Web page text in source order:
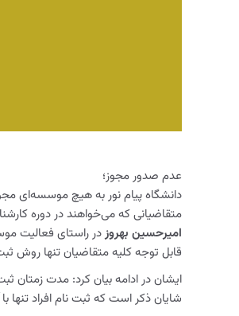
عدم صدور مجوز؛
دانشگاه پیام نور به هیچ موسسه‌ای
متقاضیانی که می‌خواهند در دوره
امیرحسین بهروزدر راستای فعالیت
قابل توجه کلیه متقاضیان تنها روش
ایشان در ادامه بیان کرد: مدت زمتان
شایان ذکر است که ثبت نام افراد تنها